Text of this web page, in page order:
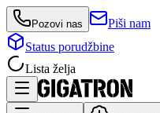
Pozovi nas
Piši nam
Status porudžbine
Lista želja